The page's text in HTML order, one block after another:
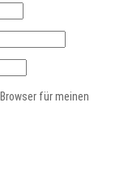
für meinen